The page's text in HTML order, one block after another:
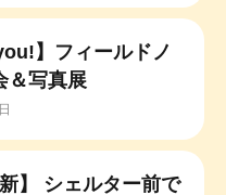
】フィールドノ
＆写真展
新】 シェルター前で